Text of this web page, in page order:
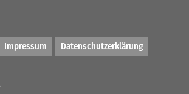
Impressum Datenschutzerklärung